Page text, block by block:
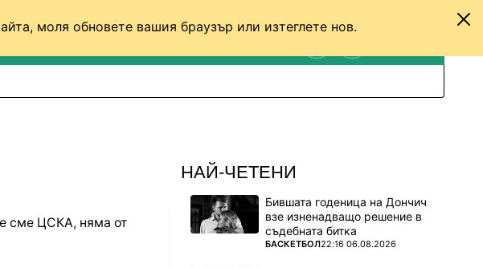
моля обновете вашия браузър или изтеглете нов.
сме ЦСКА, няма от
НАЙ-ЧЕТЕНИ
Бившата годеница на Дончич
взе изненадващо решение в
съдебната битка
ПОВЕЧЕ ОТ
БАСКЕТБОЛ22:16 06.08.2026